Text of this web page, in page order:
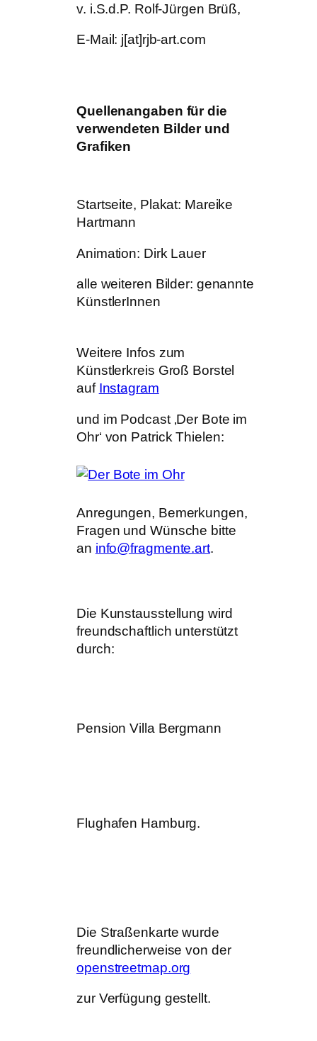
v. i.S.d.P. Rolf-Jürgen Brüß,
E-Mail: j[at]rjb-art.com
Quellenangaben für die
verwendeten Bilder und
Grafiken
Startseite, Plakat: Mareike
Hartmann
Animation: Dirk Lauer
alle weiteren Bilder: genannte
KünstlerInnen
Weitere Infos zum
Künstlerkreis Groß Borstel
auf Instagram
und im Podcast ‚Der Bote im
Ohr‘ von Patrick Thielen:
Anregungen, Bemerkungen,
Fragen und Wünsche bitte
an info@fragmente.art.
Die Kunstausstellung wird
freundschaftlich unterstützt
durch:
Pension Villa Bergmann
Flughafen Hamburg.
Die Straßenkarte wurde
freundlicherweise von der
openstreetmap.org
zur Verfügung gestellt.